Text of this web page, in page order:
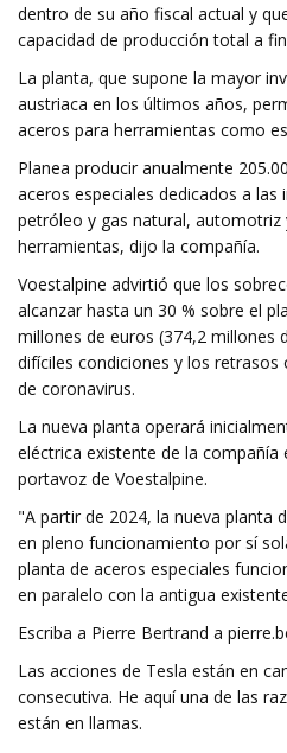
dentro de su año fiscal actual y
capacidad de producción total a
La planta, que supone la mayor
austriaca en los últimos años,
aceros para herramientas como
Planea producir anualmente
aceros especiales dedicados a las
petróleo y gas natural, automotriz
herramientas, dijo la compañía.
Voestalpine advirtió que los
alcanzar hasta un 30 % sobre el
millones de euros (374,2 millones
difíciles condiciones y los
de coronavirus.
La nueva planta operará
eléctrica existente de la compañía
portavoz de Voestalpine.
"A partir de 2024, la nueva planta
en pleno funcionamiento por sí
planta de aceros especiales
en paralelo con la antigua
Escriba a Pierre Bertrand a
Las acciones de Tesla están en
consecutiva. He aquí una de las
están en llamas.